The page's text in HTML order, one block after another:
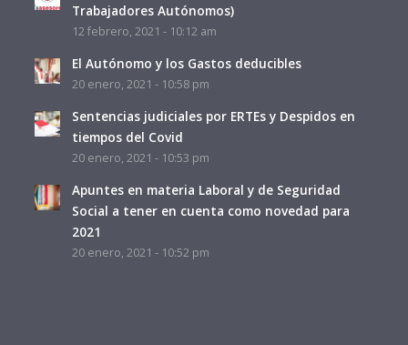
Trabajadores Autónomos)
12 febrero, 2021 - 10:12 am
El Autónomo y los Gastos deducibles
20 enero, 2021 - 10:58 pm
Sentencias judiciales por ERTEs y Despidos en
tiempos del Covid
20 enero, 2021 - 10:53 pm
Apuntes en materia Laboral y de Seguridad
Social a tener en cuenta como novedad para
2021
20 enero, 2021 - 10:52 pm